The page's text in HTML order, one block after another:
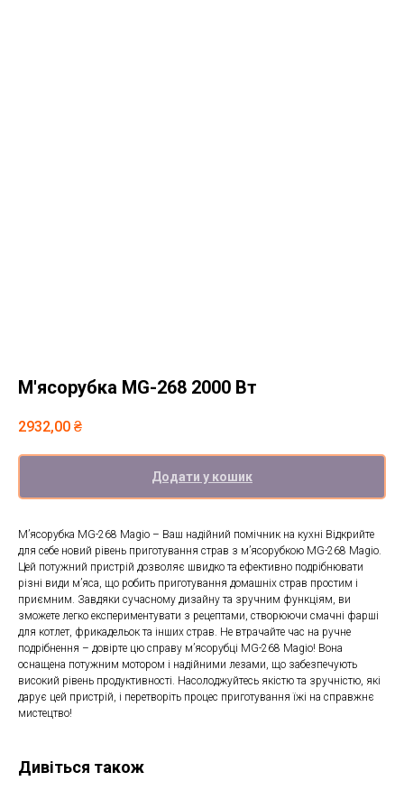
М'ясорубка MG-268 2000 Вт
2932,00 ₴
Додати у кошик
М’ясорубка MG-268 Magio – Ваш надійний помічник на кухні Відкрийте
для себе новий рівень приготування страв з м’ясорубкою MG-268 Magio.
Цей потужний пристрій дозволяє швидко та ефективно подрібнювати
різні види м’яса, що робить приготування домашніх страв простим і
приємним. Завдяки сучасному дизайну та зручним функціям, ви
зможете легко експериментувати з рецептами, створюючи смачні фарші
для котлет, фрикадельок та інших страв. Не втрачайте час на ручне
подрібнення – довірте цю справу м’ясорубці MG-268 Magio! Вона
оснащена потужним мотором і надійними лезами, що забезпечують
високий рівень продуктивності. Насолоджуйтесь якістю та зручністю, які
дарує цей пристрій, і перетворіть процес приготування їжі на справжнє
мистецтво!
Дивіться також